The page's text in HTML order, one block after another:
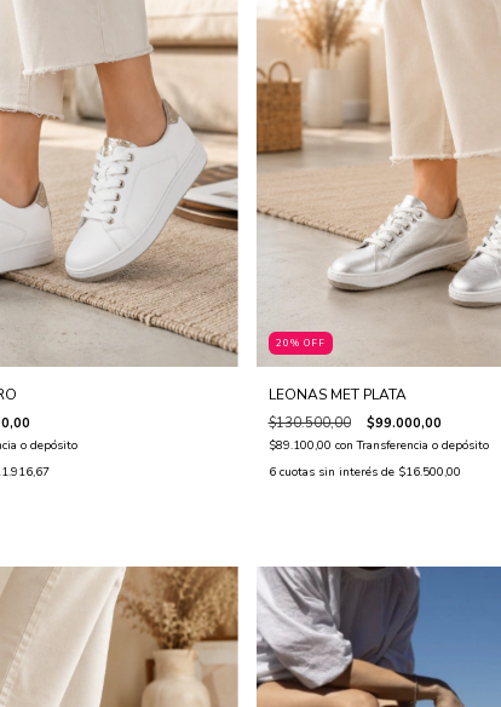
o depósito
20% OFF
LEONAS MET PLATA
$130.500,00 $99.000,00
$89.100,00 con Transferencia o depósito
6 cuotas sin interés de $16.500,00